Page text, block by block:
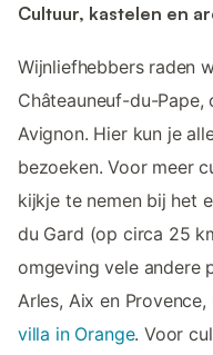
Cultuur, kastelen en
Wijnliefhebbers raden
Châteauneuf-du-
Avignon. Hier kun je
bezoeken. Voor meer
kijkje te nemen bij het
du Gard (op circa 25
omgeving vele andere
Arles, Aix en
villa in Orange. Voor